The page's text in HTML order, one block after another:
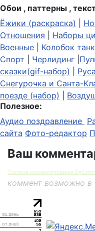
Обои , паттерны ,
Ёжики (раскраска)
Отношения
Наборы
Военные
Колобок
Спорт
Черлидинг
сказки(gif-набор)
Снегурочка и Санта-
поезде (набор)
Полезное:
Аудио поздравление
сайта Фото-редактор
Ваш
Система комментирования
коммент возможно в